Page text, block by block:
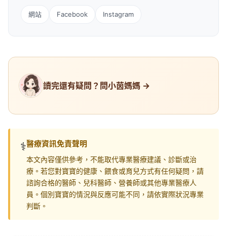
網站 Facebook Instagram
讀完還有疑問？問小茵媽媽 →
⚕️醫療資訊免責聲明
本文內容僅供參考，不能取代專業醫療建議、診斷或治
療。若您對寶寶的健康、餵食或育兒方式有任何疑問，請
諮詢合格的醫師、兒科醫師、營養師或其他專業醫療人
員。個別寶寶的情況與反應可能不同，請依實際狀況專業
判斷。